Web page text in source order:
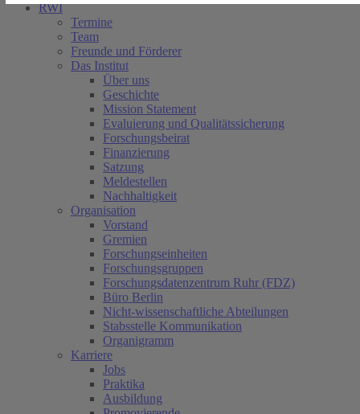
RWI
Termine
Team
Freunde und Förderer
Das Institut
Über uns
Geschichte
Mission Statement
Evaluierung und Qualitätssicherung
Forschungsbeirat
Finanzierung
Satzung
Meldestellen
Nachhaltigkeit
Organisation
Vorstand
Gremien
Forschungseinheiten
Forschungsgruppen
Forschungsdatenzentrum Ruhr (FDZ)
Büro Berlin
Nicht-wissenschaftliche Abteilungen
Stabsstelle Kommunikation
Organigramm
Karriere
Jobs
Praktika
Ausbildung